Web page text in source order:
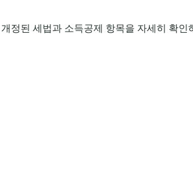
개정된 세법과 소득공제 항목을 자세히 확